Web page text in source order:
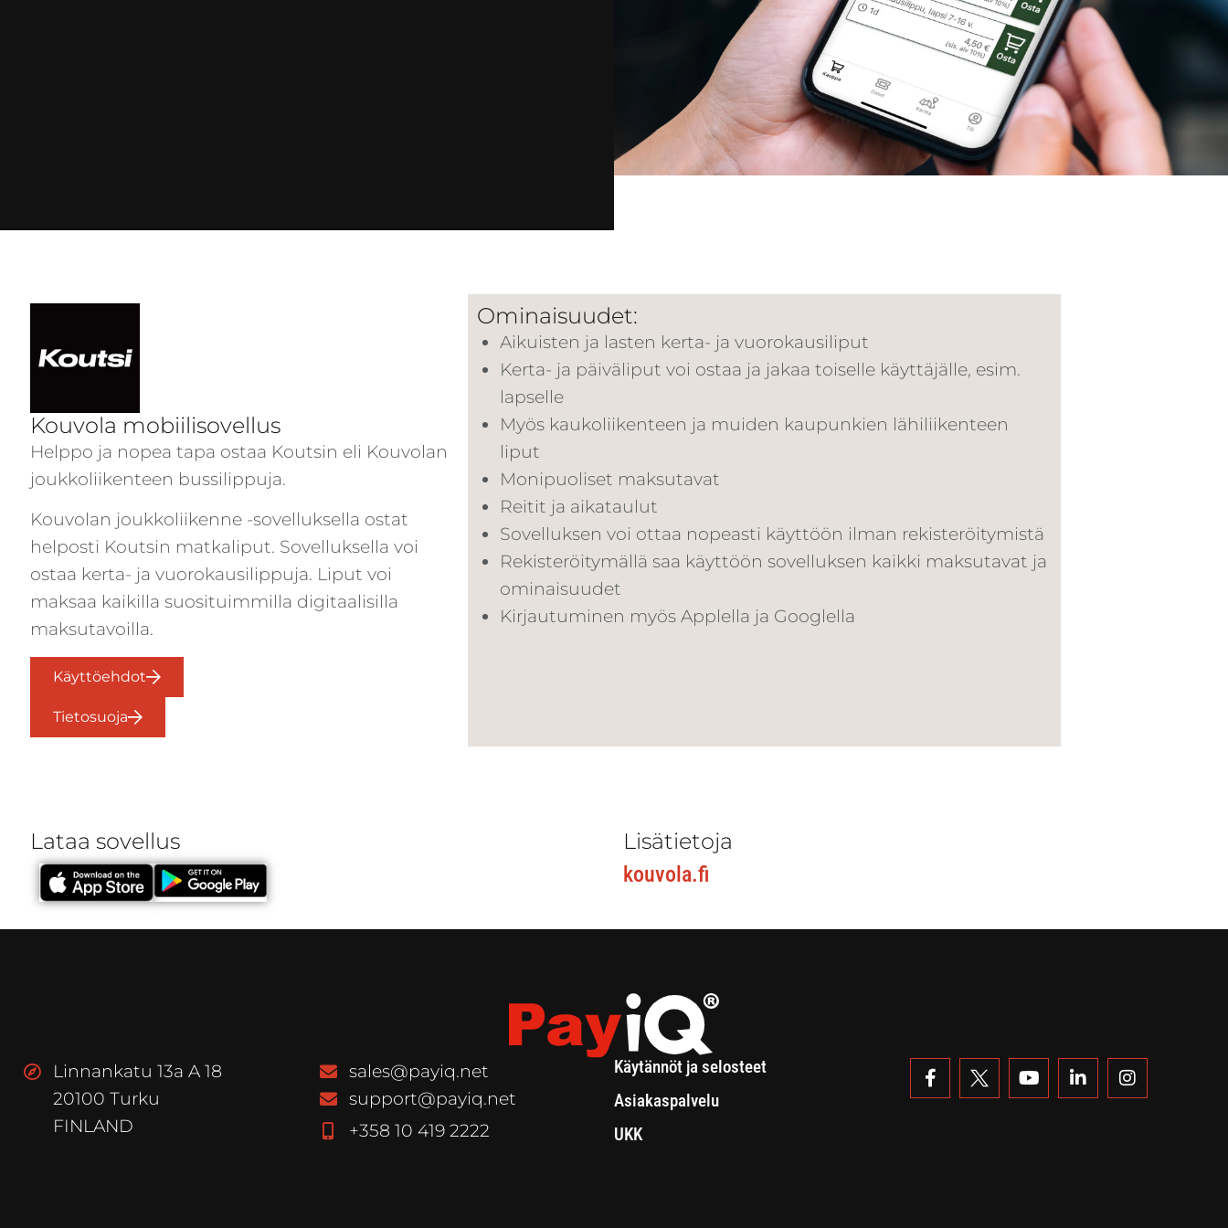
Kouvola mobiilisovellus
Helppo ja nopea tapa ostaa Koutsin eli Kouvolan
joukkoliikenteen bussilippuja.
Kouvolan joukkoliikenne -sovelluksella ostat
helposti Koutsin matkaliput. Sovelluksella voi
ostaa kerta- ja vuorokausilippuja. Liput voi
maksaa kaikilla suosituimmilla digitaalisilla
maksutavoilla.
Käyttöehdot
Tietosuoja
Ominaisuudet:
Aikuisten ja lasten kerta- ja vuorokausiliput
Kerta- ja päiväliput voi ostaa ja jakaa toiselle käyttäjälle, esim.
lapselle
Myös kaukoliikenteen ja muiden kaupunkien lähiliikenteen
liput
Monipuoliset maksutavat
Reitit ja aikataulut
Sovelluksen voi ottaa nopeasti käyttöön ilman rekisteröitymistä
Rekisteröitymällä saa käyttöön sovelluksen kaikki maksutavat ja
ominaisuudet
Kirjautuminen myös Applella ja Googlella
Lataa sovellus Lisätietoja
kouvola.fi
Linnankatu 13a A 18
20100 Turku
FINLAND
sales@payiq.net
support@payiq.net
+358 10 419 2222
Käytännöt ja selosteet
Asiakaspalvelu
UKK